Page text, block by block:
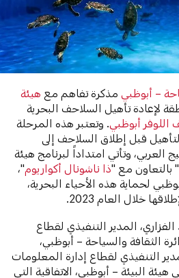
– أبوظبي مذكرة تفاهم مع هيئة
لإعادة تأهيل السلاحف البحرية
أبوظبي . وتعتبر هذه المرحلة
قبل إطلاق السلاحف إلى
العربي، وتأتي امتداداً لبرنامج هيئة
بالتعاون مع " ذا ناشونال أكواريوم"،
لحماية هذه الأحياء البحرية،
خلال العام 2023.
المدير التنفيذي لقطاع
الثقافة والسياحة – أبوظبي،
التنفيذي لقطاع إدارة المعلومات
البيئة – أبوظبي، الاتفاقية التي